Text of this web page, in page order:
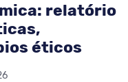
relatório
éticos